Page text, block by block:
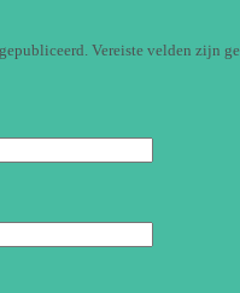
Vereiste velden zijn